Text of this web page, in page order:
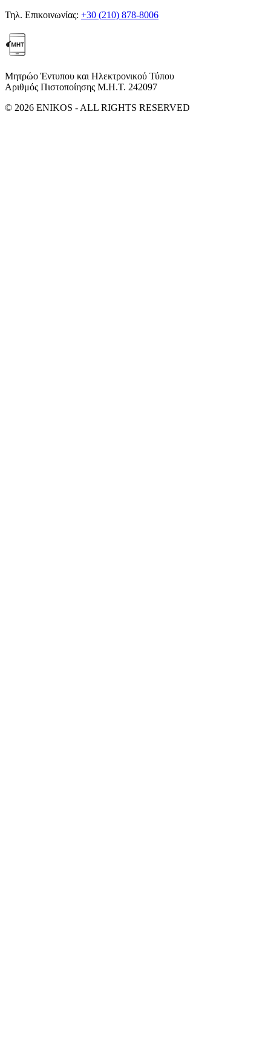
Τηλ. Επικοινωνίας: +30 (210) 878-8006
Μητρώο Έντυπου και Ηλεκτρονικού Τύπου
Αριθμός Πιστοποίησης Μ.Η.Τ. 242097
© 2026 ENIKOS - ALL RIGHTS RESERVED